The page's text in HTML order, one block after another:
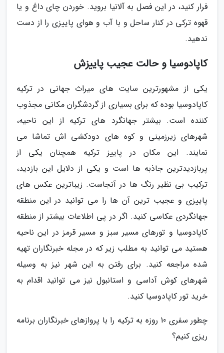
فرار کنید، در این فصل به آلانیا بروید. خوردن چای داغ و یا
قهوه ترکی در کنار ساحل و با آب و هوای پاییزی را از دست
ندهید.
کاپادوسیا و حالت عجیب پاییزش
یکی از مشهورترین سایت های میراث جهانی در ترکیه
کاپادوسیا بوده که برای بسیاری از گردشگران مکانی مجذوب
کننده است. بیشتر جهانگرد های ترکیه از این ناحیه،
شهرهای زیرزمینی و کوه های دودکشی اش تماشا می
نمایند. این مکان در پاییز ترکیه همچنان یکی از
پربازدیدترین جاذبه ها است و یکی از دلایل این بازدید،
ترکیب بی نظیر رنگ ها در آنجاست. زیباترین عکس های
پاییزی و عجیب ترین آن ها را می توانید در این منطقه
جهانگردی عکاسی کنید. اگر در پی اطلاعات بیشتر از منطقه
کاپادوسیا و تورهای مسیر سبز و مسیر قرمز در این ناحیه
هستید می توانید به مطلب زیر که در مجله خبرنگاران تهیه
شده مراجعه کنید. برای رفتن به این شهر نیز به وسیله
شهرهای کوش آداسی و استانبول نیز می توانید اقدام به
خرید تور کاپادوسیا کنید.
چطور سفری 10 روزه به ترکیه را با پروازهای خبرنگاران برنامه
ریزی کنیم؟